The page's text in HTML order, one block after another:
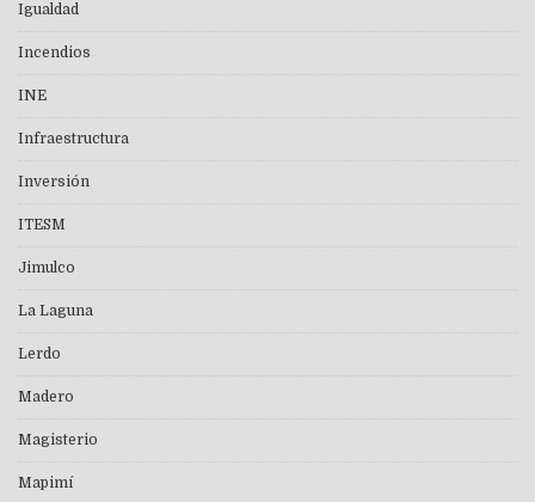
Igualdad
Incendios
INE
Infraestructura
Inversión
ITESM
Jimulco
La Laguna
Lerdo
Madero
Magisterio
Mapimí